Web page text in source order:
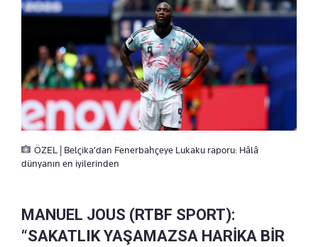
ÖZEL | Belçika’dan Fenerbahçeye Lukaku raporu: Hâlâ
dünyanın en iyilerinden
MANUEL JOUS (RTBF SPORT):
“SAKATLIK YAŞAMAZSA HARİKA BİR